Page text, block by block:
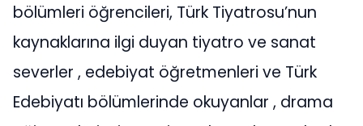
bölümleri öğrencileri, Türk Tiyatrosu’nun
kaynaklarına ilgi duyan tiyatro ve sanat
severler , edebiyat öğretmenleri ve Türk
Edebiyatı bölümlerinde okuyanlar , drama